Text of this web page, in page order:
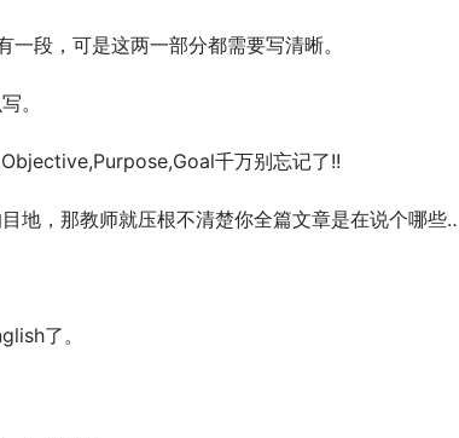
段，可是这两一部分都需要写清晰。
。
千万别忘记了!!
地，那教师就压根不清楚你全篇文章是在说个哪
了。